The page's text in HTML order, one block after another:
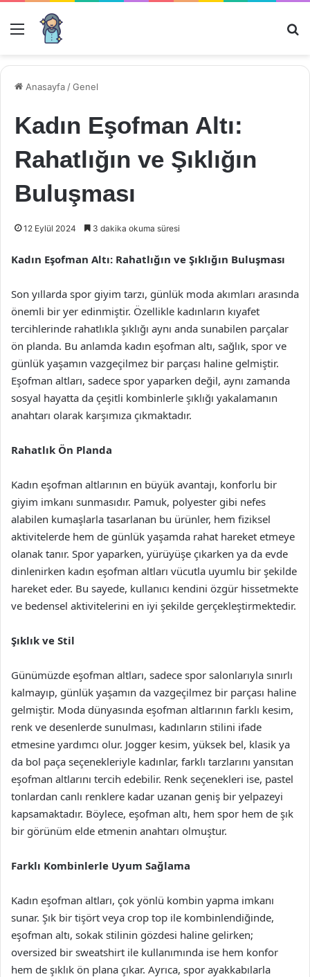
Menü
Anasayfa /Genel
Kadın Eşofman Altı:
Rahatlığın ve Şıklığın
Buluşması
12 Eylül 2024 3 dakika okuma süresi
Kadın Eşofman Altı: Rahatlığın ve Şıklığın Buluşması
Son yıllarda spor giyim tarzı, günlük moda akımları arasında
önemli bir yer edinmiştir. Özellikle kadınların kıyafet
tercihlerinde rahatlıkla şıklığı aynı anda sunabilen parçalar
ön planda. Bu anlamda kadın eşofman altı, sağlık, spor ve
günlük yaşamın vazgeçilmez bir parçası haline gelmiştir.
Eşofman altları, sadece spor yaparken değil, aynı zamanda
sosyal hayatta da çeşitli kombinlerle şıklığı yakalamanın
anahtarı olarak karşımıza çıkmaktadır.
Rahatlık Ön Planda
Kadın eşofman altlarının en büyük avantajı, konforlu bir
giyim imkanı sunmasıdır. Pamuk, polyester gibi nefes
alabilen kumaşlarla tasarlanan bu ürünler, hem fiziksel
aktivitelerde hem de günlük yaşamda rahat hareket etmeye
olanak tanır. Spor yaparken, yürüyüşe çıkarken ya da evde
dinlenirken kadın eşofman altları vücutla uyumlu bir şekilde
hareket eder. Bu sayede, kullanıcı kendini özgür hissetmekte
ve bedensel aktivitelerini en iyi şekilde gerçekleştirmektedir.
Şıklık ve Stil
Günümüzde eşofman altları, sadece spor salonlarıyla sınırlı
kalmayıp, günlük yaşamın da vazgeçilmez bir parçası haline
gelmiştir. Moda dünyasında eşofman altlarının farklı kesim,
renk ve desenlerde sunulması, kadınların stilini ifade
etmesine yardımcı olur. Jogger kesim, yüksek bel, klasik ya
da bol paça seçenekleriyle kadınlar, farklı tarzlarını yansıtan
eşofman altlarını tercih edebilir. Renk seçenekleri ise, pastel
tonlardan canlı renklere kadar uzanan geniş bir yelpazeyi
kapsamaktadır. Böylece, eşofman altı, hem spor hem de şık
bir görünüm elde etmenin anahtarı olmuştur.
Farklı Kombinlerle Uyum Sağlama
Kadın eşofman altları, çok yönlü kombin yapma imkanı
sunar. Şık bir tişört veya crop top ile kombinlendiğinde,
eşofman altı, sokak stilinin gözdesi haline gelirken;
oversized bir sweatshirt ile kullanımında ise hem konfor
hem de şıklık ön plana çıkar. Ayrıca, spor ayakkabılarla